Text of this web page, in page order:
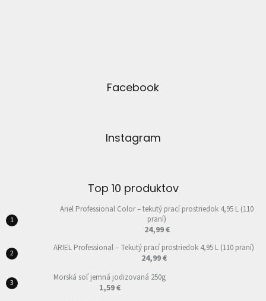
Facebook
Instagram
Top 10 produktov
Ariel Professional Color – tekutý prací prostriedok 4,95 L (110
praní)
24,99 €
ARIEL Professional – Tekutý prací prostriedok 4,95 L (110 praní)
24,99 €
Morská soľ jemná jodizovaná 250g
1,59 €